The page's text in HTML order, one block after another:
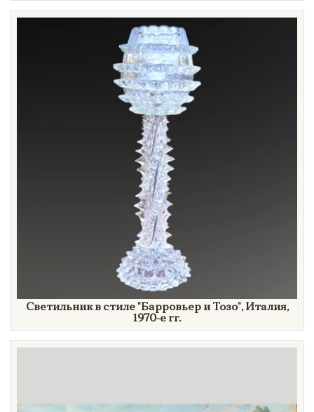
Светильник в стиле"БарровьериТозо", Италия,
1970-е гг.